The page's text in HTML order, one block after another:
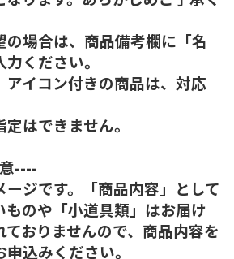
場合は、商品備考欄に「名
ください。
イコン付きの商品は、対応
はできません。
----
ジです。「商品内容」として
ものや「小道具類」はお届け
おりませんので、商品内容を
込みください。